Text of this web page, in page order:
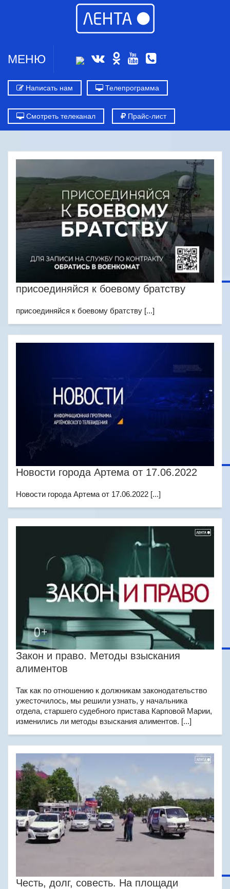
МЕНЮ
Написать нам Телепрограмма
Смотреть телеканал Прайс-лист
присоединяйся к боевому братству
присоединяйся к боевому братству [...]
Новости города Артема от 17.06.2022
Новости города Артема от 17.06.2022 [...]
Закон и право. Методы взыскания
алиментов
Так как по отношению к должникам законодательство
ужесточилось, мы решили узнать, у начальника
отдела, старшего судебного пристава Карповой Марии,
изменились ли методы взыскания алиментов. [...]
Честь, долг, совесть. На площади